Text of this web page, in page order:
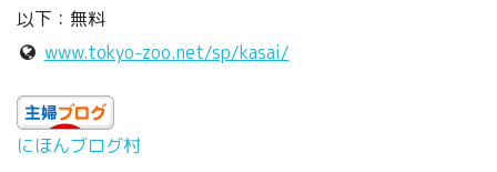
以下：無料
www.tokyo-zoo.net/sp/kasai/
にほんブログ村